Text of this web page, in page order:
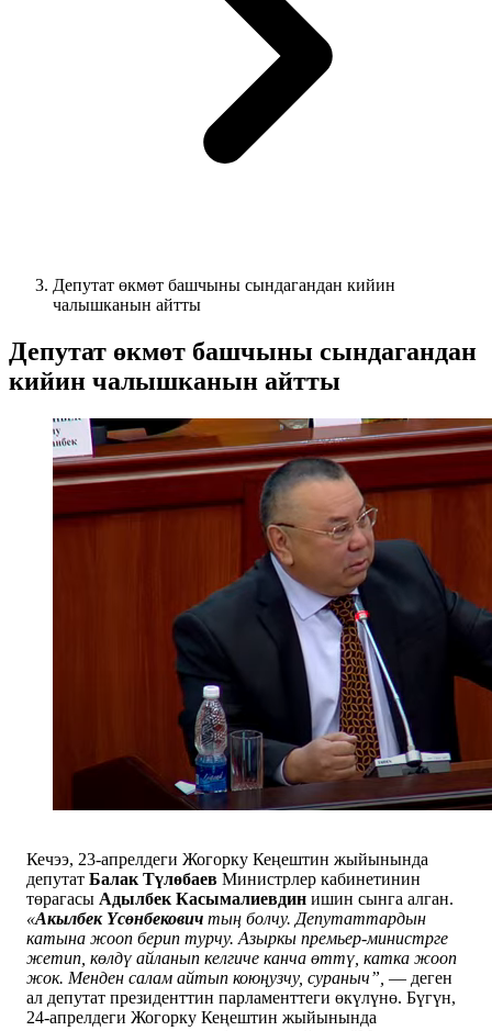
Депутат өкмөт башчыны сындагандан кийин
чалышканын айтты
Депутат өкмөт башчыны сындагандан
кийин чалышканын айтты
Кечээ, 23-апрелдеги Жогорку Кеңештин жыйынында
депутат Балак Түлөбаев Министрлер кабинетинин
төрагасы Адылбек Касымалиевдин ишин сынга алган.
«Акылбек Үсөнбекович тың болчу. Депутаттардын
катына жооп берип турчу. Азыркы премьер-министрге
жетип, көлдү айланып келгиче канча өттү, катка жооп
жок. Менден салам айтып коюңузчу, сураныч”, — деген
ал депутат президенттин парламенттеги өкүлүнө. Бүгүн,
24-апрелдеги Жогорку Кеңештин жыйынында